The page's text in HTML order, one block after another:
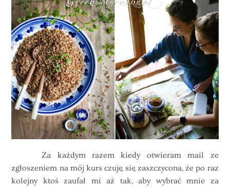
Za każdym razem kiedy otwieram mail ze
zgłoszeniem na mój kurs czuję się zaszczycona, że po raz
kolejny ktoś zaufał mi aż tak, aby wybrać mnie za